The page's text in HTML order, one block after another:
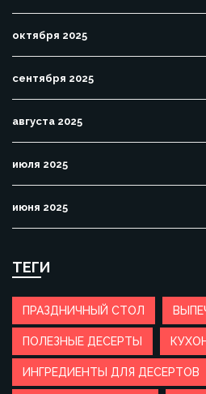
октября 2025
сентября 2025
августа 2025
июля 2025
июня 2025
ТЕГИ
ПРАЗДНИЧНЫЙ СТОЛ
ПОЛЕЗНЫЕ ДЕСЕРТЫ
ИНГРЕДИЕНТЫ ДЛЯ ДЕСЕРТОВ